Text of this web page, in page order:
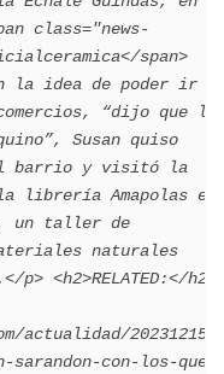
class="news-
span>
la idea de poder ir
“dijo que le
Susan quiso
barrio y visitó la
librería Amapolas en
un taller de
naturales
<h2>RELATED:</h2>
actualidad/202312152
con-los-que-